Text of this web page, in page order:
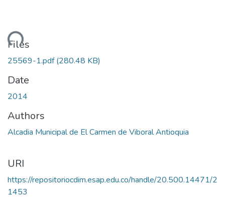
Files
25569-1.pdf(280.48 KB)
Date
2014
Authors
Alcadia Municipal de El Carmen de Viboral Antioquia
URI
https://repositoriocdim.esap.edu.co/handle/20.500.14471/2
1453